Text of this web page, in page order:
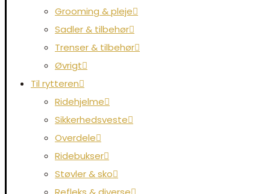
Grooming & pleje
Sadler & tilbehør
Trenser & tilbehør
Øvrigt
Til rytteren
Ridehjelme
Sikkerhedsveste
Overdele
Ridebukser
Støvler & sko